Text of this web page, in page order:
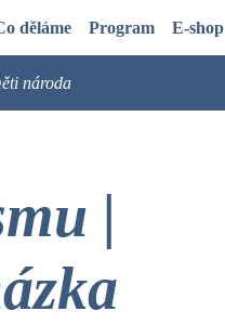
děláme Program E-shop
národa
|